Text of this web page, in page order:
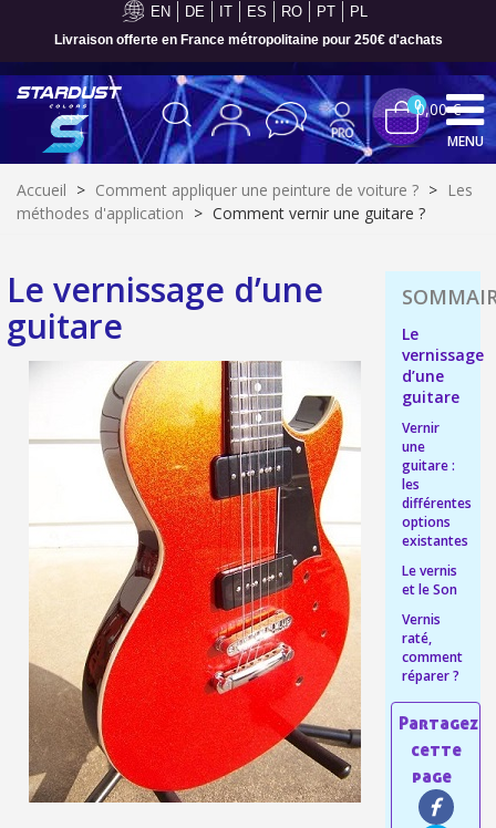
EN DE IT ES RO PT PL
Livraison offerte en France métropolitaine pour 250€ d'achats
Inscription à la newsletter : 5€ de réduction
Livraison sous 24 h en France Métropolitaine
Livraison offerte en France métropolitaine pour 250€ d'achats
Paiement en 4x sans frais dès 30€ d'achats
Votre devis en ligne en moins d'1 minute
Partagez vos créations et obtenez des bons d'achat
Gagnez des points de fidélité à chaque commande
Livraison sous 24 h en France Métropolitaine
Retour produits sous 14 jours
Réduction de 5€ sur la première commande
00,00 €
MENU
Accueil > Comment appliquer une peinture de voiture ? > Les
méthodes d'application > Comment vernir une guitare ?
Le vernissage d’une
guitare
Le
vernissage
d’une
guitare
Vernir
une
guitare :
les
différentes
options
existantes
Le vernis
et le Son
Vernis
raté,
comment
réparer ?